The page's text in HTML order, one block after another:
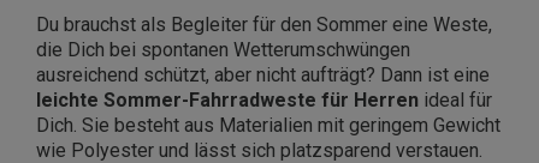
Du brauchst als Begleiter für den Sommer eine Weste,
die Dich bei spontanen Wetterumschwüngen
ausreichend schützt, aber nicht aufträgt? Dann ist eine
leichte Sommer-Fahrradweste für Herren ideal für
Dich. Sie besteht aus Materialien mit geringem Gewicht
wie Polyester und lässt sich platzsparend verstauen.